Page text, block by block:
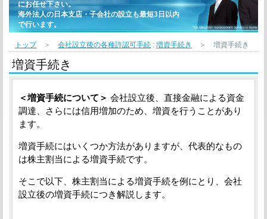
にお任せ下さい。
海外法人の日本支店・子会社の設立も最短3日以内
で行います。
トップ＞ 会社設立後の各種許認可手続 : 増資手続き ＞ 増資手続き
増資手続き
＜増資手続について＞ 会社設立後、直接金融による資金
調達、さらには信用増加のため、増資を行うことがあり
ます。
増資手続にはいくつか方法がありますが、代表的なもの
は株主割当による増資手続です。
そこで以下、株主割当による増資手続を例にとり、会社
設立後の増資手続につき解説します。